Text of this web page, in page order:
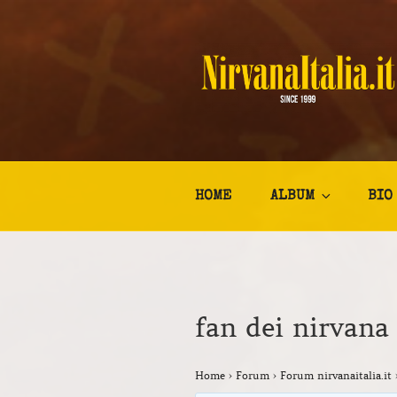
NIRVANA
HOME ALBUM BIO
fan dei nirvana
Home › Forum › Forum nirvanaitalia.it